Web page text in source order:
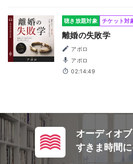
聴き放題対象 チケット対
離婚の失敗学
アポロ
アポロ
02:14:49
オーディオ
すきま時間